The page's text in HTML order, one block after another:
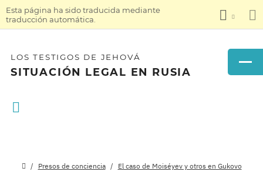
Esta página ha sido traducida mediante
traducción automática.
LOS TESTIGOS DE JEHOVÁ
SITUACIÓN LEGAL EN RUSIA
Presos de conciencia El caso de Moiséyev y otros en Gukovo